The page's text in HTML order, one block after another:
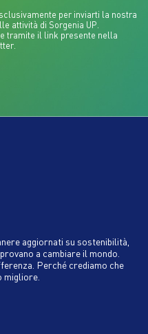
per inviarti la nostra
attività di Sorgenia UP.
tramite il link presente nella
aggiornati su sostenibilità,
a cambiare il mondo.
Perché crediamo che
migliore.